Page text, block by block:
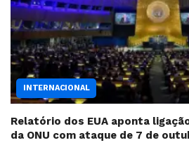
INTERNACIONAL
Relatório dos EUA aponta
da ONU com ataque de 7 de